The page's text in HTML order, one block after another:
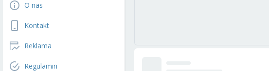
O nas
Kontakt
Reklama
Regulamin